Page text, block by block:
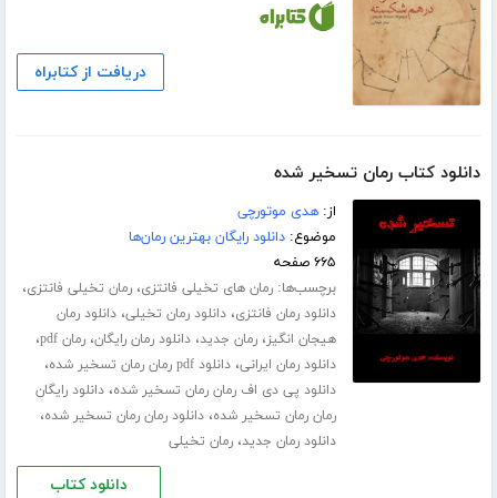
دریافت از کتابراه
دانلود کتاب رمان تسخیر شده
از:هدی موتورچی
موضوع:دانلود رایگان بهترین رمان‌ها
۶۶۵ صفحه
برچسب‌ها:رمان های تخیلی فانتزی،رمان تخیلی فانتزی،
دانلود رمان فانتزی،دانلود رمان تخیلی،دانلود رمان
هیجان انگیز،رمان جدید،دانلود رمان رایگان،رمان pdf ،
دانلود رمان ایرانی،دانلود pdf رمان رمان تسخیر شده ،
دانلود پی دی اف رمان رمان تسخیر شده،دانلود رایگان
رمان رمان تسخیر شده،دانلود رمان رمان تسخیر شده،
دانلود رمان جدید،رمان تخیلی
دانلود کتاب